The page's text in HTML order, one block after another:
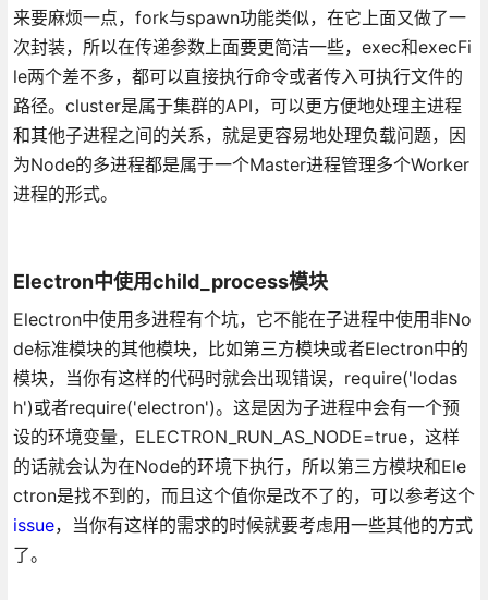
来要麻烦一点，fork与spawn功能类似，在它上面又做了一
次封装，所以在传递参数上面要更简洁一些，exec和execFi
le两个差不多，都可以直接执行命令或者传入可执行文件的
路径。cluster是属于集群的API，可以更方便地处理主进程
和其他子进程之间的关系，就是更容易地处理负载问题，因
为Node的多进程都是属于一个Master进程管理多个Worker
进程的形式。
Electron中使用child_process模块
Electron中使用多进程有个坑，它不能在子进程中使用非No
de标准模块的其他模块，比如第三方模块或者Electron中的
模块，当你有这样的代码时就会出现错误，require('lodas
h')或者require('electron')。这是因为子进程中会有一个预
设的环境变量，ELECTRON_RUN_AS_NODE=true，这样
的话就会认为在Node的环境下执行，所以第三方模块和Ele
ctron是找不到的，而且这个值你是改不了的，可以参考这个
issue，当你有这样的需求的时候就要考虑用一些其他的方式
了。